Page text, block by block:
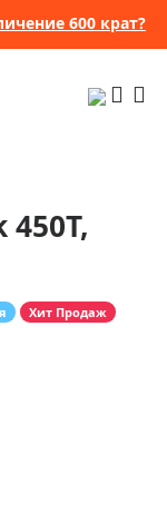
600 крат?
Хит Продаж